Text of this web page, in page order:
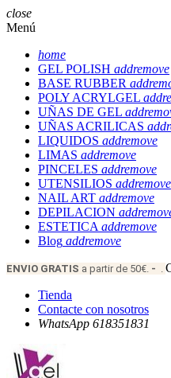
close
Menú
home
GEL POLISH addremove
BASE RUBBER add
POLY ACRYLGEL add
UÑAS DE GEL add
UÑAS ACRILICAS add
LIQUIDOS addremove
LIMAS addremove
PINCELES addremove
UTENSILIOS addremove
NAIL ART addremove
DEPILACION add
ESTETICA addremove
Blog addremove
ENVIO GRATIS a partir de 50€. - .
Tienda
Contacte con nosotros
WhatsApp 618351831